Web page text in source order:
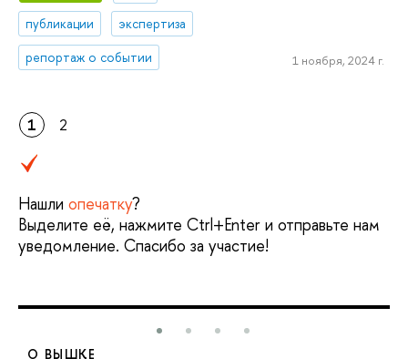
публикации
экспертиза
репортаж о событии
1 ноября, 2024 г.
1 2
Нашли опечатку?
Выделите её, нажмите Ctrl+Enter и отправьте нам
уведомление. Спасибо за участие!
О ВЫШКЕ